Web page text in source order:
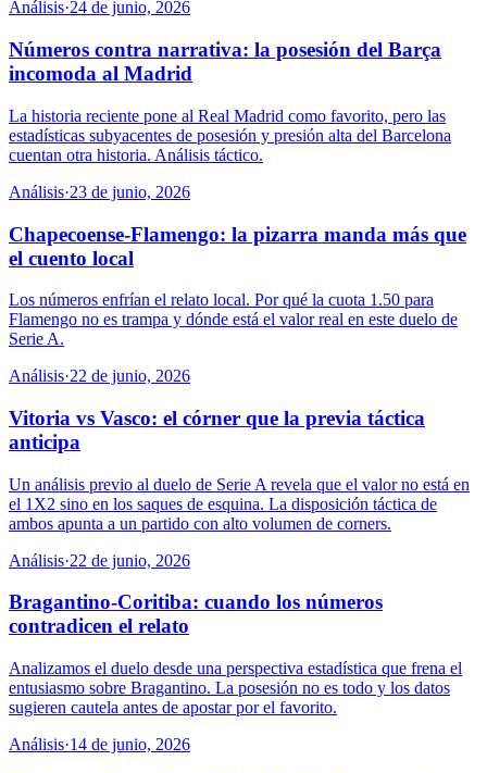
Análisis·24 de junio, 2026
Números contra narrativa: la posesión del Barça
incomoda al Madrid
La historia reciente pone al Real Madrid como favorito, pero las
estadísticas subyacentes de posesión y presión alta del Barcelona
cuentan otra historia. Análisis táctico.
Análisis·23 de junio, 2026
Chapecoense-Flamengo: la pizarra manda más que
el cuento local
Los números enfrían el relato local. Por qué la cuota 1.50 para
Flamengo no es trampa y dónde está el valor real en este duelo de
Serie A.
Análisis·22 de junio, 2026
Vitoria vs Vasco: el córner que la previa táctica
anticipa
Un análisis previo al duelo de Serie A revela que el valor no está en
el 1X2 sino en los saques de esquina. La disposición táctica de
ambos apunta a un partido con alto volumen de corners.
Análisis·22 de junio, 2026
Bragantino-Coritiba: cuando los números
contradicen el relato
Analizamos el duelo desde una perspectiva estadística que frena el
entusiasmo sobre Bragantino. La posesión no es todo y los datos
sugieren cautela antes de apostar por el favorito.
Análisis·14 de junio, 2026